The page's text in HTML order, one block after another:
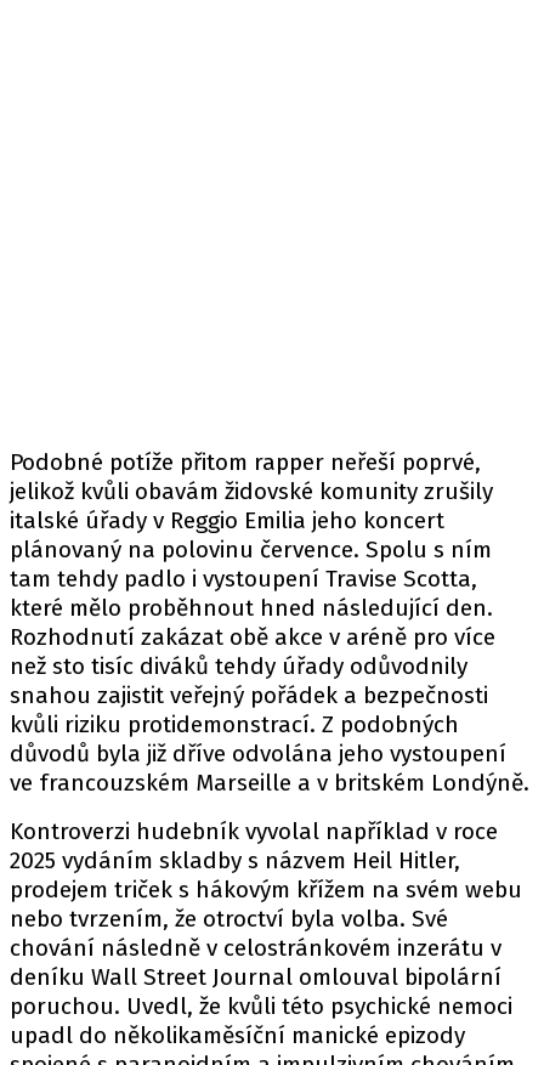
Podobné potíže přitom rapper neřeší poprvé,
jelikož kvůli obavám židovské komunity zrušily
italské úřady v Reggio Emilia jeho koncert
plánovaný na polovinu července. Spolu s ním
tam tehdy padlo i vystoupení Travise Scotta,
které mělo proběhnout hned následující den.
Rozhodnutí zakázat obě akce v aréně pro více
než sto tisíc diváků tehdy úřady odůvodnily
snahou zajistit veřejný pořádek a bezpečnosti
kvůli riziku protidemonstrací. Z podobných
důvodů byla již dříve odvolána jeho vystoupení
ve francouzském Marseille a v britském Londýně.
Kontroverzi hudebník vyvolal například v roce
2025 vydáním skladby s názvem Heil Hitler,
prodejem triček s hákovým křížem na svém webu
nebo tvrzením, že otroctví byla volba. Své
chování následně v celostránkovém inzerátu v
deníku Wall Street Journal omlouval bipolární
poruchou. Uvedl, že kvůli této psychické nemoci
upadl do několikaměsíční manické epizody